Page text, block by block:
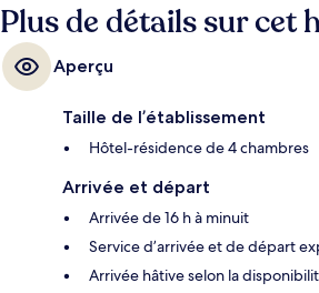
Plus de détails sur cet
Aperçu
Taille de l’établissement
Hôtel-résidence de 4 chambres
Arrivée et départ
Arrivée de 16 h à minuit
Service d’arrivée et de départ
Arrivée hâtive selon la